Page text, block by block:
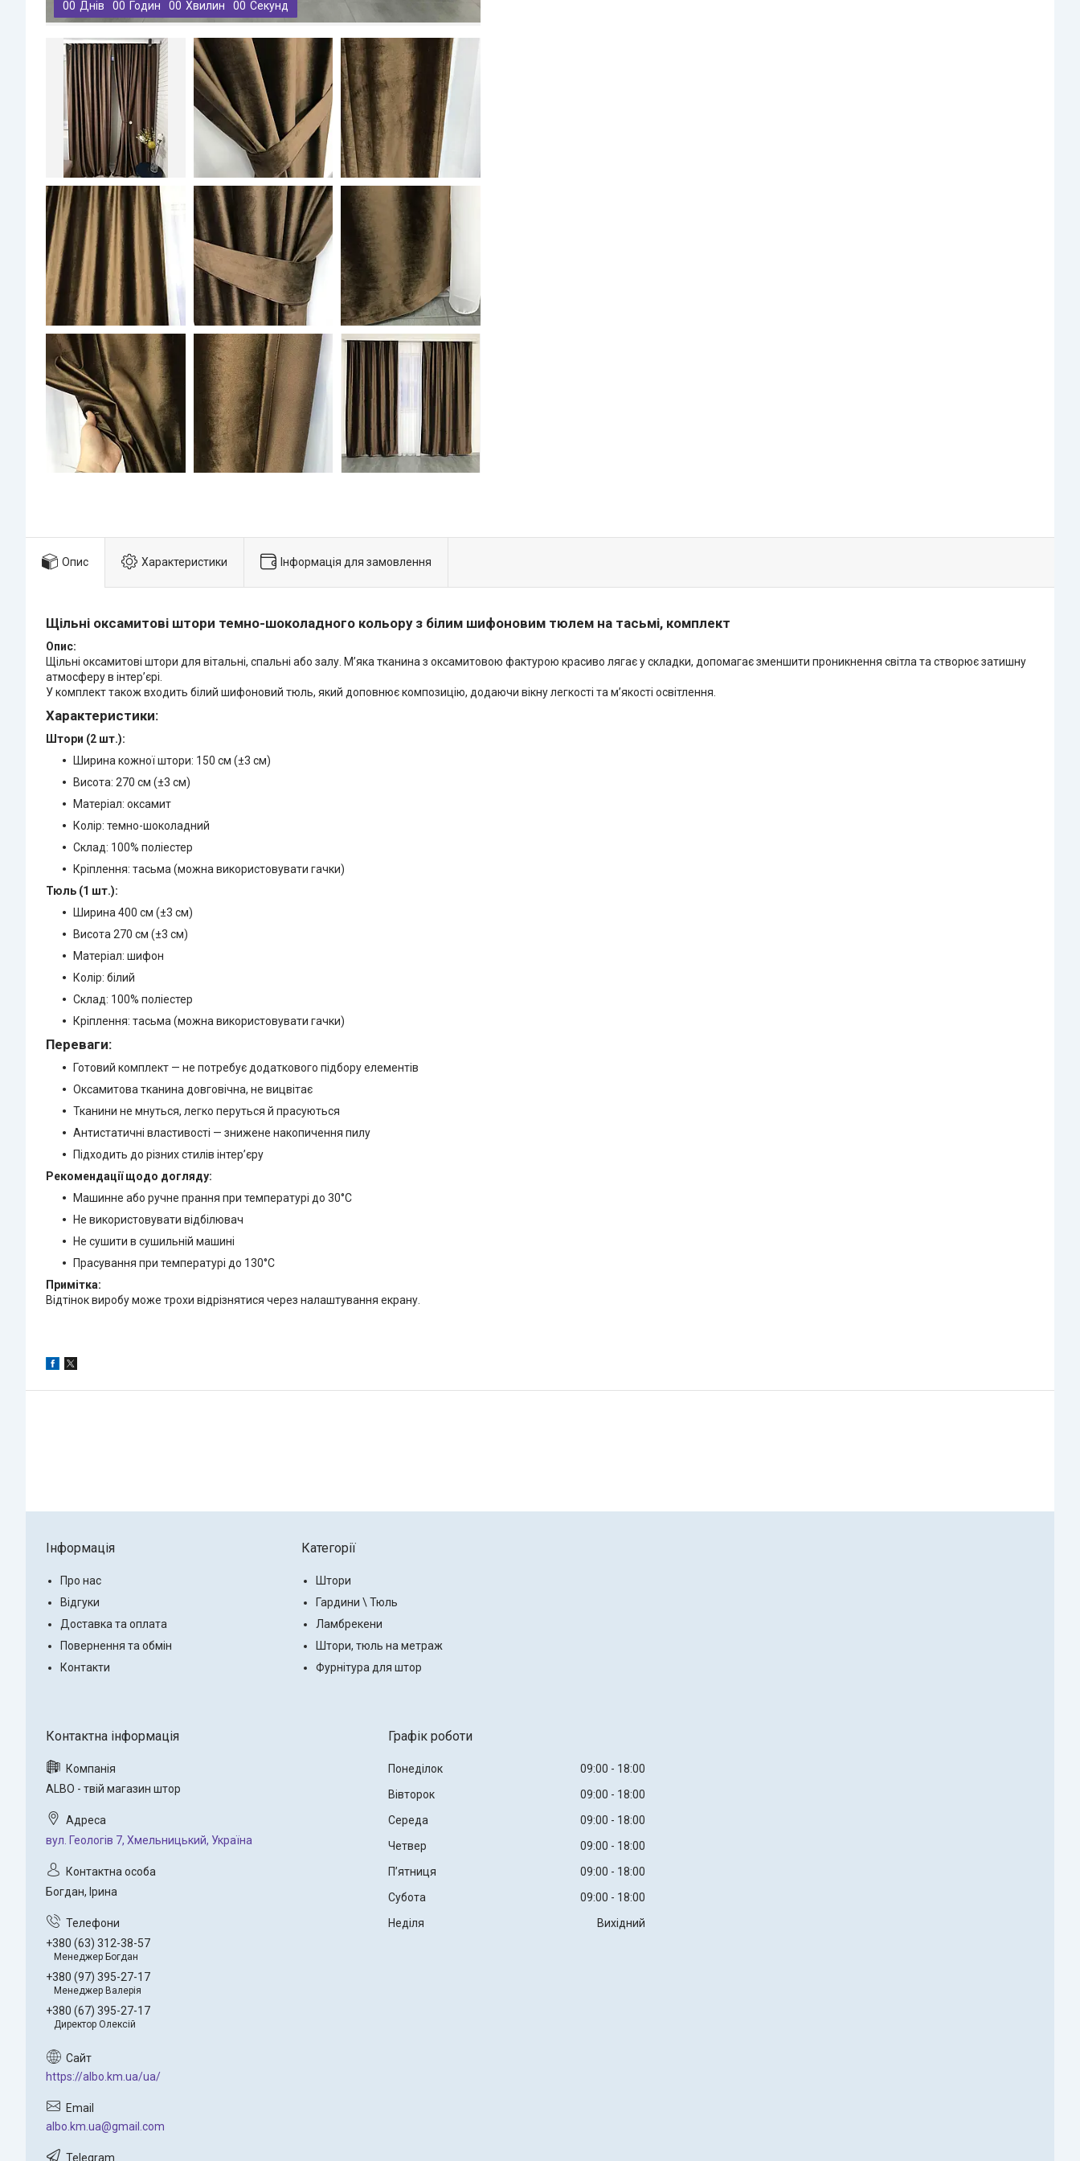
00 Днів 00 Годин 00 Хвилин 00 Секунд
Опис Характеристики Інформація для замовлення
Щільні оксамитові штори темно-шоколадного кольору з білим шифоновим тюлем на тасьмі, комплект
Опис:
Щільні оксамитові штори для вітальні, спальні або залу. М’яка тканина з оксамитовою фактурою красиво лягає у складки, допомагає зменшити проникнення світла та створює затишну
атмосферу в інтер’єрі.
У комплект також входить білий шифоновий тюль, який доповнює композицію, додаючи вікну легкості та м’якості освітлення.
Характеристики:
Штори (2 шт.):
Ширина кожної штори: 150 см (±3 см)
Висота: 270 см (±3 см)
Матеріал: оксамит
Колір: темно-шоколадний
Склад: 100% поліестер
Кріплення: тасьма (можна використовувати гачки)
Тюль (1 шт.):
Ширина 400 см (±3 см)
Висота 270 см (±3 см)
Матеріал: шифон
Колір: білий
Склад: 100% поліестер
Кріплення: тасьма (можна використовувати гачки)
Переваги:
Готовий комплект — не потребує додаткового підбору елементів
Оксамитова тканина довговічна, не вицвітає
Тканини не мнуться, легко перуться й прасуються
Антистатичні властивості — знижене накопичення пилу
Підходить до різних стилів інтер’єру
Рекомендації щодо догляду:
Машинне або ручне прання при температурі до 30°C
Не використовувати відбілювач
Не сушити в сушильній машині
Прасування при температурі до 130°C
Примітка:
Відтінок виробу може трохи відрізнятися через налаштування екрану.
Інформація
Про нас
Відгуки
Доставка та оплата
Повернення та обмін
Контакти
Категорії
Штори
Гардини \ Тюль
Ламбрекени
Штори, тюль на метраж
Фурнітура для штор
ALBO - твій магазин штор
вул. Геологів 7, Хмельницький, Україна
Богдан, Ірина
+380 (63) 312-38-57
Менеджер Богдан
+380 (97) 395-27-17
Менеджер Валерія
+380 (67) 395-27-17
Директор Олексій
https://albo.km.ua/ua/
albo.km.ua@gmail.com
Графік роботи
Понеділок 09:00
18:00
Вівторок
09:00
18:00
Середа
09:00
18:00
Четвер
09:00
18:00
Пʼятниця
09:00
18:00
Субота
09:00
18:00
Неділя
Вихідний